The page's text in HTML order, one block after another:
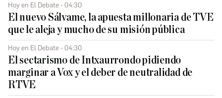
Hoy en El Debate - 04:30
El nuevo Sálvame, la apuesta millonaria de TVE
que le aleja y mucho de su misión pública
Hoy en El Debate - 04:30
El sectarismo de Intxaurrondo pidiendo
marginar a Vox y el deber de neutralidad de
RTVE